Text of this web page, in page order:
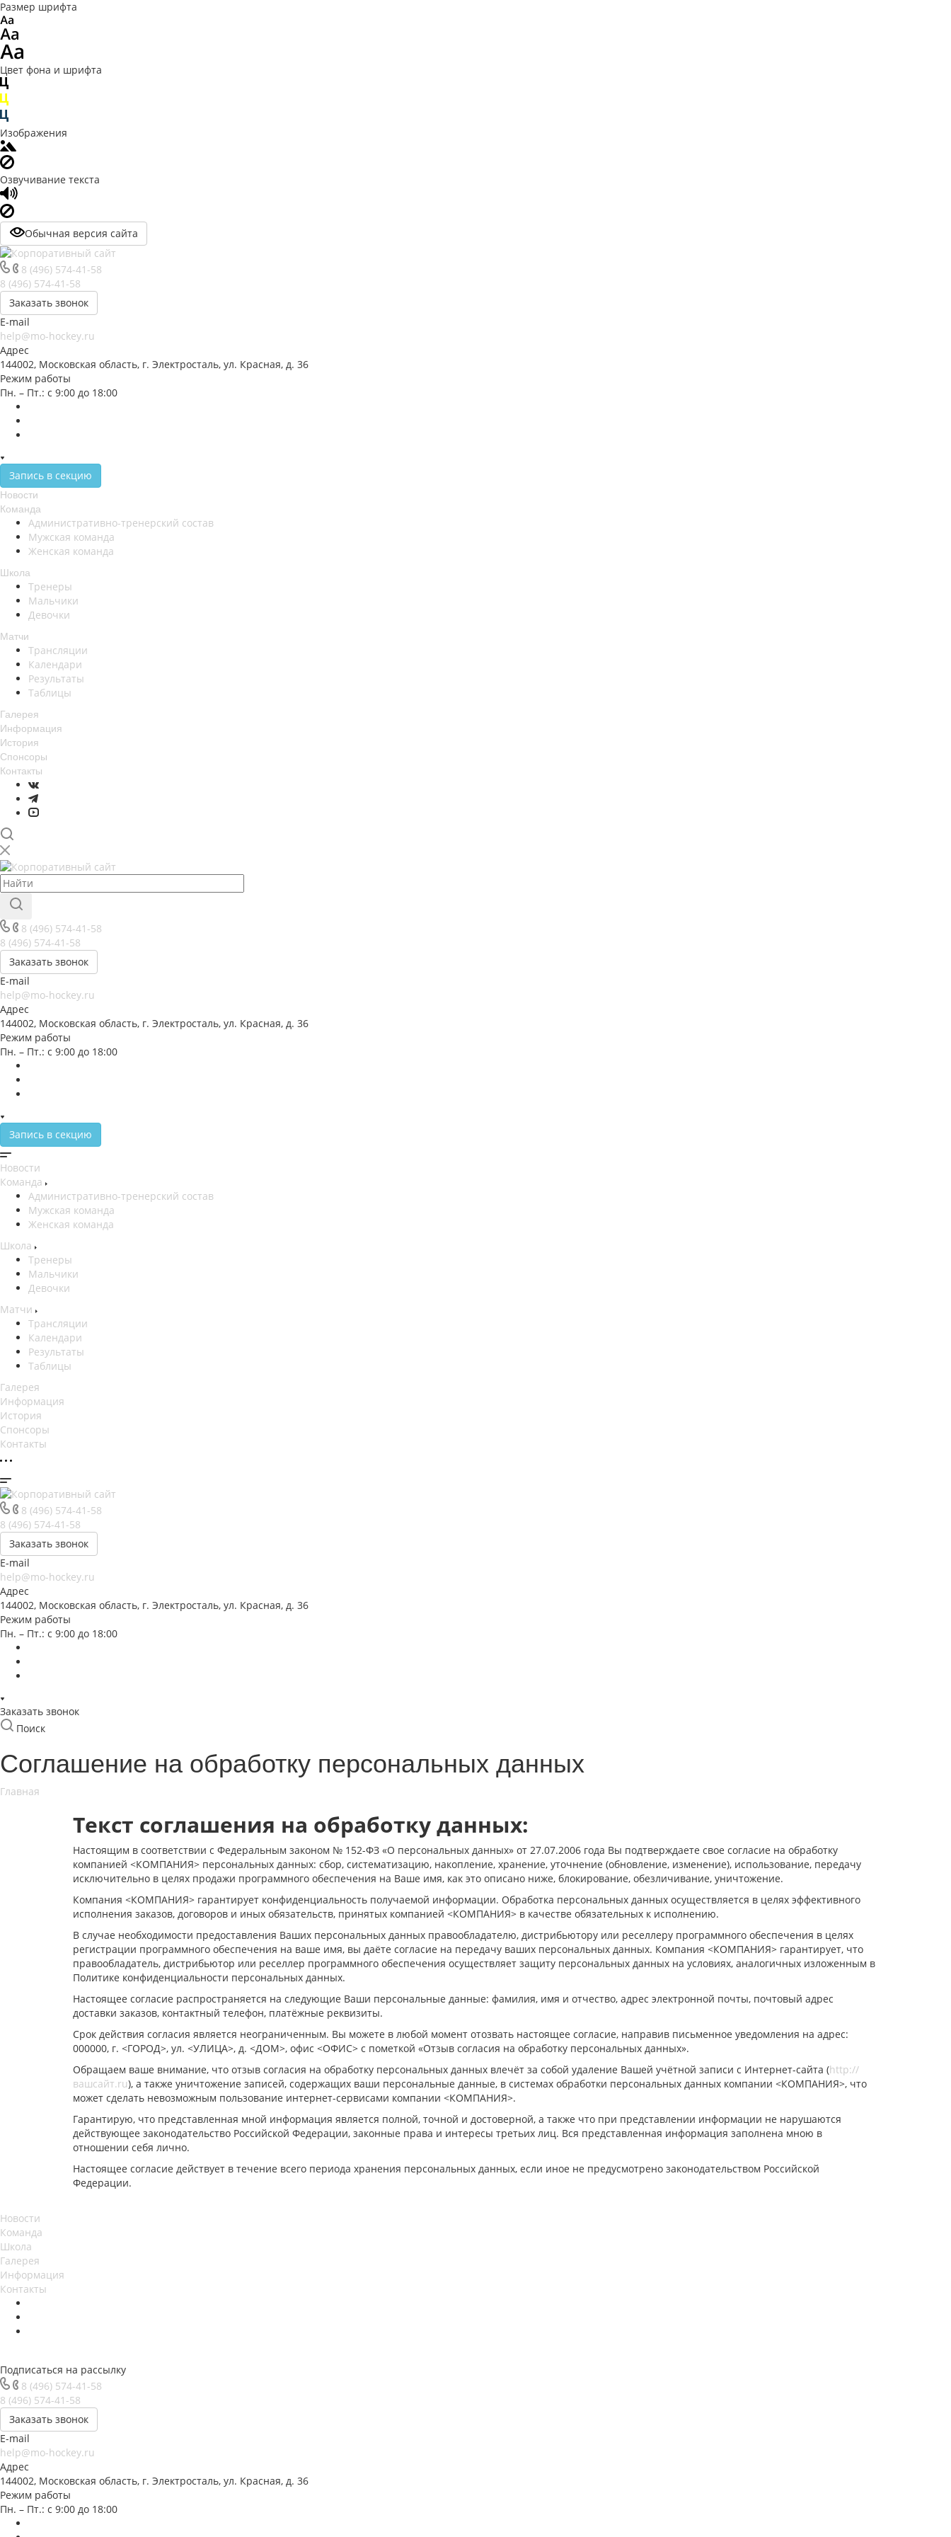
Размер шрифта
Цвет фона и шрифта
Изображения
Озвучивание текста
Обычная версия сайта
8 (496) 574-41-58
8 (496) 574-41-58
Заказать звонок
E-mail
help@mo-hockey.ru
Адрес
144002, Московская область, г. Электросталь, ул. Красная, д. 36
Режим работы
Пн. – Пт.: с 9:00 до 18:00
Запись в секцию
Новости
Команда
Административно-тренерский состав
Мужская команда
Женская команда
Школа
Тренеры
Мальчики
Девочки
Матчи
Трансляции
Календари
Результаты
Таблицы
Галерея
Информация
История
Спонсоры
Контакты
8 (496) 574-41-58
8 (496) 574-41-58
Заказать звонок
E-mail
help@mo-hockey.ru
Адрес
144002, Московская область, г. Электросталь, ул. Красная, д. 36
Режим работы
Пн. – Пт.: с 9:00 до 18:00
Запись в секцию
Новости
Команда
Административно-тренерский состав
Мужская команда
Женская команда
Школа
Тренеры
Мальчики
Девочки
Матчи
Трансляции
Календари
Результаты
Таблицы
Галерея
Информация
История
Спонсоры
Контакты
8 (496) 574-41-58
8 (496) 574-41-58
Заказать звонок
E-mail
help@mo-hockey.ru
Адрес
144002, Московская область, г. Электросталь, ул. Красная, д. 36
Режим работы
Пн. – Пт.: с 9:00 до 18:00
Заказать звонок
Поиск
Соглашение на обработку персональных данных
Главная
Текст соглашения на обработку данных:
Настоящим в соответствии с Федеральным законом № 152-ФЗ «О персональных данных» от 27.07.2006 года Вы подтверждаете свое согласие на обработку
компанией <КОМПАНИЯ> персональных данных: сбор, систематизацию, накопление, хранение, уточнение (обновление, изменение), использование, передачу
исключительно в целях продажи программного обеспечения на Ваше имя, как это описано ниже, блокирование, обезличивание, уничтожение.
Компания <КОМПАНИЯ> гарантирует конфиденциальность получаемой информации. Обработка персональных данных осуществляется в целях эффективного
исполнения заказов, договоров и иных обязательств, принятых компанией <КОМПАНИЯ> в качестве обязательных к исполнению.
В случае необходимости предоставления Ваших персональных данных правообладателю, дистрибьютору или реселлеру программного обеспечения в целях
регистрации программного обеспечения на ваше имя, вы даёте согласие на передачу ваших персональных данных. Компания <КОМПАНИЯ> гарантирует, что
правообладатель, дистрибьютор или реселлер программного обеспечения осуществляет защиту персональных данных на условиях, аналогичных изложенным в
Политике конфиденциальности персональных данных.
Настоящее согласие распространяется на следующие Ваши персональные данные: фамилия, имя и отчество, адрес электронной почты, почтовый адрес
доставки заказов, контактный телефон, платёжные реквизиты.
Срок действия согласия является неограниченным. Вы можете в любой момент отозвать настоящее согласие, направив письменное уведомления на адрес:
000000, г. <ГОРОД>, ул. <УЛИЦА>, д. <ДОМ>, офис <ОФИС> с пометкой «Отзыв согласия на обработку персональных данных».
Обращаем ваше внимание, что отзыв согласия на обработку персональных данных влечёт за собой удаление Вашей учётной записи с Интернет-сайта (http://
вашсайт.ru), а также уничтожение записей, содержащих ваши персональные данные, в системах обработки персональных данных компании <КОМПАНИЯ>, что
может сделать невозможным пользование интернет-сервисами компании <КОМПАНИЯ>.
Гарантирую, что представленная мной информация является полной, точной и достоверной, а также что при представлении информации не нарушаются
действующее законодательство Российской Федерации, законные права и интересы третьих лиц. Вся представленная информация заполнена мною в
отношении себя лично.
Настоящее согласие действует в течение всего периода хранения персональных данных, если иное не предусмотрено законодательством Российской
Федерации.
Новости
Команда
Школа
Галерея
Информация
Контакты
Подписаться на рассылку
8 (496) 574-41-58
8 (496) 574-41-58
Заказать звонок
E-mail
help@mo-hockey.ru
Адрес
144002, Московская область, г. Электросталь, ул. Красная, д. 36
Режим работы
Пн. – Пт.: с 9:00 до 18:00